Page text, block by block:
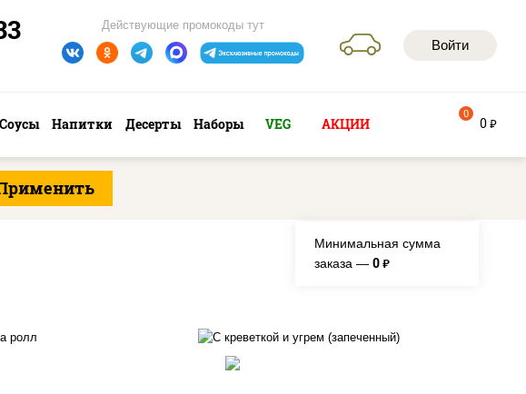
Войти
Действующие промокоды тут
Соусы Напитки Десерты Наборы VEG АКЦИИ 0 руб
0
Минимальная сумма
заказа — 0 руб.